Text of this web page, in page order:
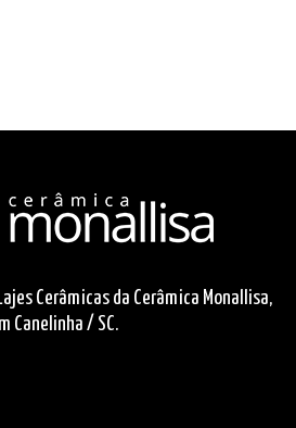
Cerâmicas da Cerâmica Monallisa,
Canelinha / SC.